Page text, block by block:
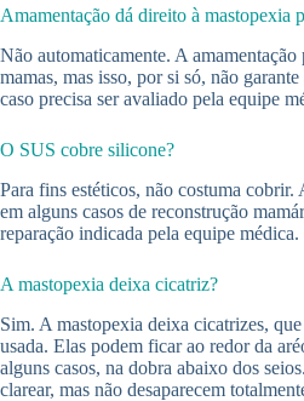
Amamentação dá direito à mastopexia
Não automaticamente. A
mamas, mas isso, por si só, não
caso precisa ser avaliado pela equipe
O SUS cobre silicone?
Para fins estéticos, não costuma cobrir.
em alguns casos de reconstrução
reparação indicada pela equipe médica.
A mastopexia deixa cicatriz?
Sim. A mastopexia deixa cicatrizes,
usada. Elas podem ficar ao redor da
alguns casos, na dobra abaixo dos
clarear, mas não desaparecem